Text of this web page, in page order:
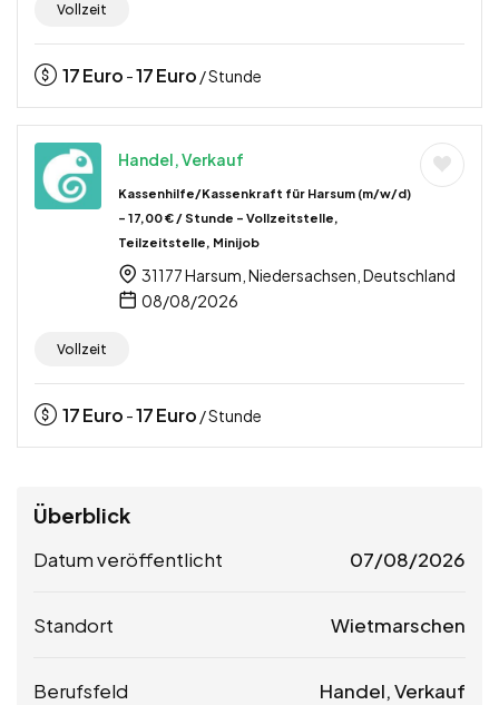
Vollzeit
17Euro -17Euro / Stunde
Handel, Verkauf
Kassenhilfe/Kassenkraft für Harsum (m/w/d)
– 17,00 € / Stunde – Vollzeitstelle,
Teilzeitstelle, Minijob
31177 Harsum, Niedersachsen, Deutschland
08/08/2026
Vollzeit
17Euro -17Euro / Stunde
Überblick
Datum veröffentlicht 07/08/2026
Standort Wietmarschen
Berufsfeld Handel, Verkauf